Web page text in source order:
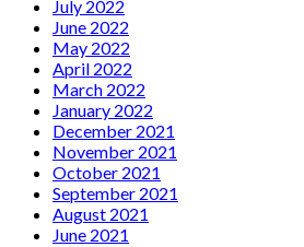
July 2022
June 2022
May 2022
April 2022
March 2022
January 2022
December 2021
November 2021
October 2021
September 2021
August 2021
June 2021